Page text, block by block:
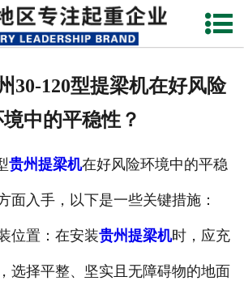
网站首页
企业视频
成功案例
30-120型提梁机在好风险
中的平稳性？
贵州提梁机在好风险环境中的平稳
面入手，以下是一些关键措施：
置：在安装贵州提梁机时，应充
选择平整、坚实且无障碍物的地面